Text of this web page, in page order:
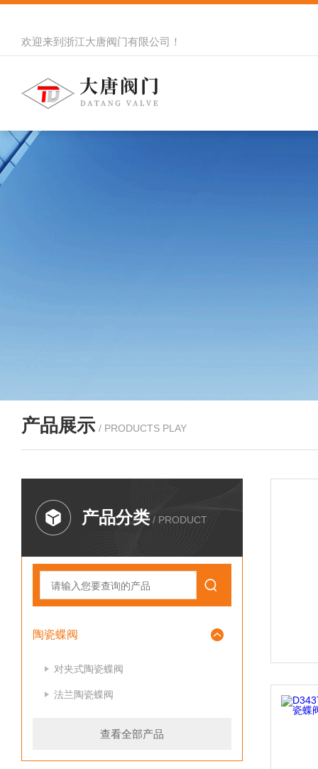
欢迎来到 浙江大唐阀门有限公司 ！
产品展示 / PRODUCTS PLAY
产品分类 / PRODUCT
陶瓷蝶阀
对夹式陶瓷蝶阀
法兰陶瓷蝶阀
查看全部产品